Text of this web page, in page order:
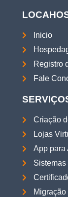
Inicio
Registro
Fale
Criação
Lojas
App para
Sistemas